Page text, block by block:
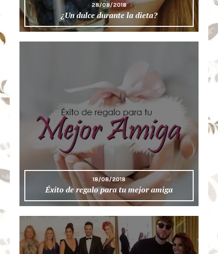
28/08/2018
¿Un dulce durante la dieta?
18/08/2018
Éxito de regalo para tu mejor amiga